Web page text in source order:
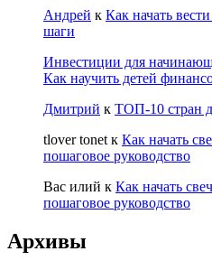
Андрей к Как начать
шаги
Инвестиции для
Как научить детей
Дмитрий к ТОП-10 стран
tlover tonet к Как начать
пошаговое руководство
Вас илий к Как начать
пошаговое руководство
Архивы